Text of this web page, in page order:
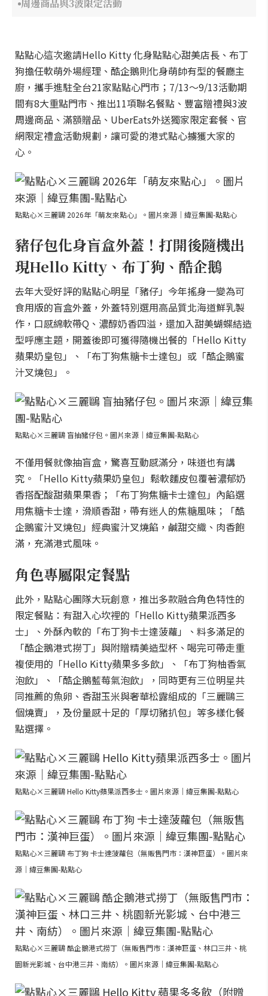
周邊商品與3波限定活動
點點心這次邀請Hello Kitty 化身點點心甜美店長、布丁
狗擔任軟萌外場經理、酷企鵝則化身萌帥有型的餐廳主
廚，攜手進駐全台21家點點心門市；7/13～9/13活動期
間有8大重點門市、推出11項聯名餐點、豐富贈禮與3波
周邊商品、滿額贈品、UberEats外送獨家限定套餐、官
網限定禮盒活動規劃，讓可愛的港式點心擄獲大家的
心。
點點心×三麗鷗 2026年「萌友來點心」。圖片來源｜緯豆集團-點點心
豬仔包化身盲盒外蓋！打開後隨機出
現Hello Kitty、布丁狗、酷企鵝
去年大受好評的點點心明星「豬仔」今年搖身一變為可
食用版的盲盒外蓋，外蓋特別選用高品質北海道鮮乳製
作，口感綿軟帶Q、濃醇奶香四溢，還加入甜美蝴蝶結造
型呼應主題，開蓋後即可獲得隨機出餐的「Hello Kitty
蘋果奶皇包」、「布丁狗焦糖卡士達包」或「酷企鵝蜜
汁叉燒包」。
點點心×三麗鷗 盲抽豬仔包。圖片來源｜緯豆集團-點點心
不僅用餐就像抽盲盒，驚喜互動感滿分，味道也有講
究。「Hello Kitty蘋果奶皇包」鬆軟麵皮包覆著濃郁奶
香搭配酸甜蘋果果香；「布丁狗焦糖卡士達包」內餡選
用焦糖卡士達，滑順香甜，帶有迷人的焦糖風味；「酷
企鵝蜜汁叉燒包」經典蜜汁叉燒餡，鹹甜交織、肉香飽
滿，充滿港式風味。
角色專屬限定餐點
此外，點點心團隊大玩創意，推出多款融合角色特性的
限定餐點：有甜入心坎裡的「Hello Kitty蘋果派西多
士」、外酥內軟的「布丁狗卡士達菠蘿」、料多滿足的
「酷企鵝港式撈丁」與附贈精美造型杯、喝完可帶走重
複使用的「Hello Kitty蘋果多多飲」、「布丁狗柚香氣
泡飲」、「酷企鵝藍莓氣泡飲」，同時更有三位明星共
同推薦的魚卵、香甜玉米與奢華松露組成的「三麗鷗三
個燒賣」，及份量感十足的「厚切豬扒包」等多樣化餐
點選擇。
點點心×三麗鷗 Hello Kitty蘋果派西多士。圖片來源｜緯豆集團-點點心
點點心×三麗鷗 布丁狗 卡士達菠蘿包（無販售門市：漢神巨蛋）。圖片來
源｜緯豆集團-點點心
點點心×三麗鷗 酷企鵝港式撈丁（無販售門市：漢神巨蛋、林口三井、桃
園新光影城、台中港三井、南紡）。圖片來源｜緯豆集團-點點心